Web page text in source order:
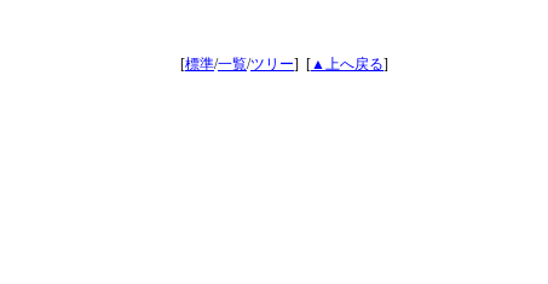
[標準/一覧/ツリー] [▲上へ戻る]